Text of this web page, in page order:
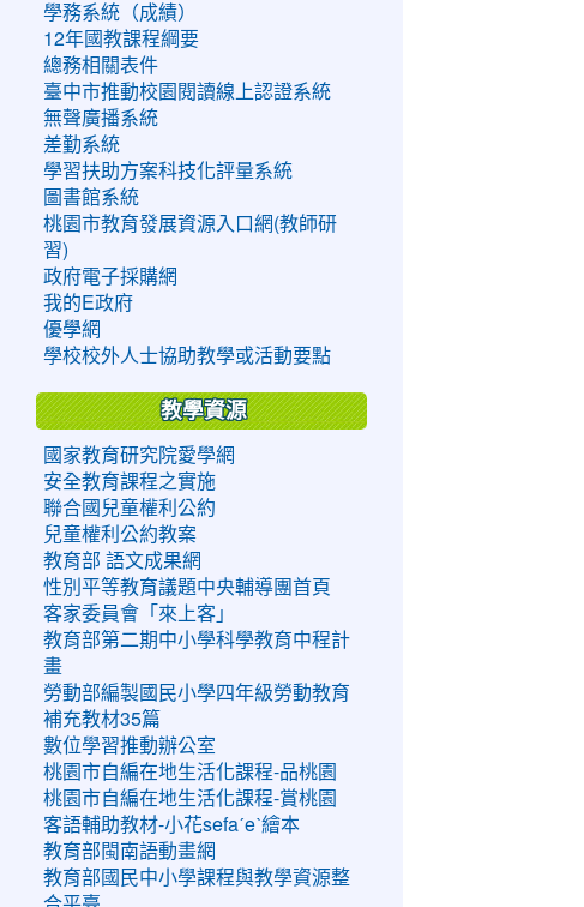
學務系統（成績）
12年國教課程綱要
總務相關表件
臺中市推動校園閱讀線上認證系統
無聲廣播系統
差勤系統
學習扶助方案科技化評量系統
圖書館系統
桃園市教育發展資源入口網(教師研
習)
政府電子採購網
我的E政府
優學網
學校校外人士協助教學或活動要點
教學資源
國家教育研究院愛學網
安全教育課程之實施
聯合國兒童權利公約
兒童權利公約教案
教育部 語文成果網
性別平等教育議題中央輔導團首頁
客家委員會「來上客」
教育部第二期中小學科學教育中程計
畫
勞動部編製國民小學四年級勞動教育
補充教材35篇
數位學習推動辦公室
桃園市自編在地生活化課程-品桃園
桃園市自編在地生活化課程-賞桃園
客語輔助教材-小花sefaˊeˋ繪本
教育部閩南語動畫網
教育部國民中小學課程與教學資源整